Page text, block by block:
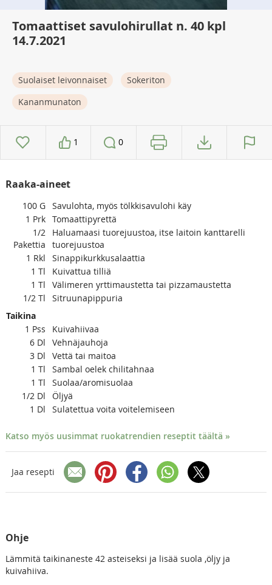
Tomaattiset savulohirullat n. 40 kpl
14.7.2021
Suolaiset leivonnaiset
Sokeriton
Kananmunaton
1 0
Raaka-aineet
100 G Savulohta, myös tölkkisavulohi käy
1 Prk Tomaattipyrettä
1/2
Pakettia
Haluamaasi tuorejuustoa, itse laitoin kanttarelli
tuorejuustoa
1 Rkl
Sinappikurkkusalaattia
1 Tl
Kuivattua tilliä
1 Tl
Välimeren yrttimaustetta tai pizzamaustetta
1/2 Tl
Sitruunapippuria
Taikina
1 Pss
Kuivahiivaa
6 Dl
Vehnäjauhoja
3 Dl
Vettä tai maitoa
1 Tl
Sambal oelek chilitahnaa
1 Tl
Suolaa/aromisuolaa
1/2 Dl
Öljyä
1 Dl Sulatettua voita voitelemiseen
Katso myös uusimmat ruokatrendien reseptit täältä »
Jaa resepti
Ohje
Lämmitä taikinaneste 42 asteiseksi ja lisää suola ,öljy ja
kuivahiiva.